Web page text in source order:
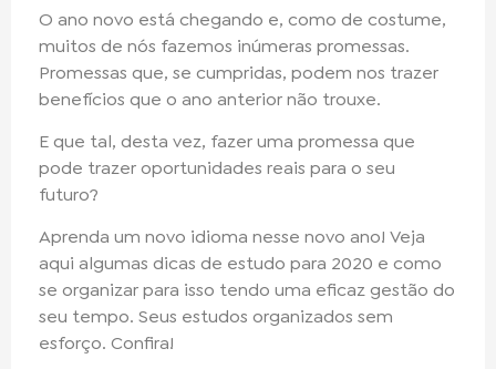
O ano novo está chegando e, como de costume,
muitos de nós fazemos inúmeras promessas.
Promessas que, se cumpridas, podem nos trazer
benefícios que o ano anterior não trouxe.
E que tal, desta vez, fazer uma promessa que
pode trazer oportunidades reais para o seu
futuro?
Aprenda um novo idioma nesse novo ano! Veja
aqui algumas dicas de estudo para 2020 e como
se organizar para isso tendo uma eficaz gestão do
seu tempo. Seus estudos organizados sem
esforço. Confira!